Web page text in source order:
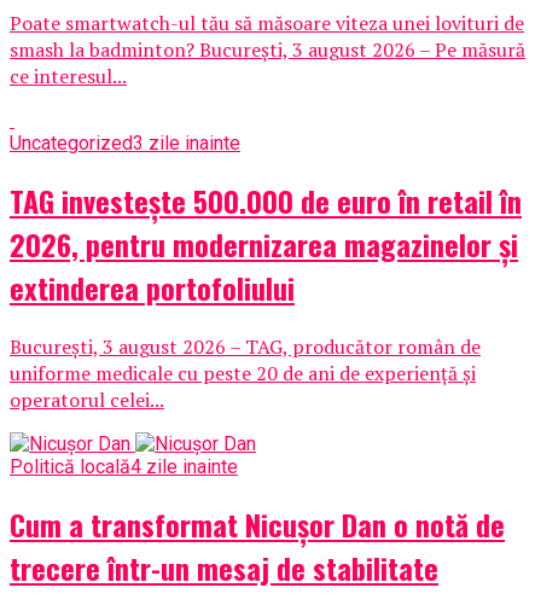
Poate smartwatch-ul tău să măsoare viteza unei lovituri de
smash la badminton? București, 3 august 2026 – Pe măsură
ce interesul...
Uncategorized3 zile inainte
TAG investește 500.000 de euro în retail în
2026, pentru modernizarea magazinelor și
extinderea portofoliului
București, 3 august 2026 – TAG, producător român de
uniforme medicale cu peste 20 de ani de experiență și
operatorul celei...
Politică locală4 zile inainte
Cum a transformat Nicușor Dan o notă de
trecere într-un mesaj de stabilitate